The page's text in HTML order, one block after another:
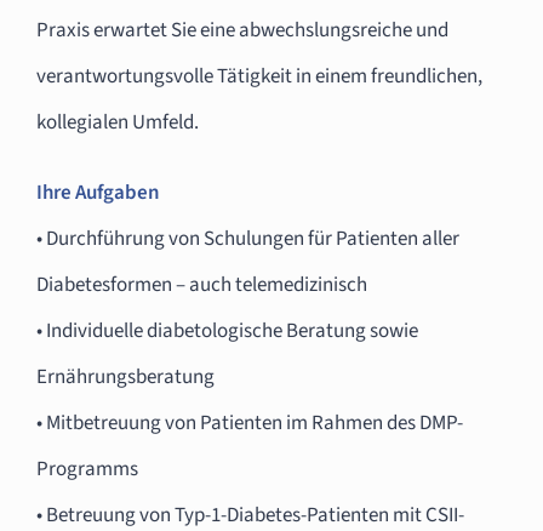
Praxis erwartet Sie eine abwechslungsreiche und
verantwortungsvolle Tätigkeit in einem freundlichen,
kollegialen Umfeld.
Ihre Aufgaben
• Durchführung von Schulungen für Patienten aller
Diabetesformen – auch telemedizinisch
• Individuelle diabetologische Beratung sowie
Ernährungsberatung
• Mitbetreuung von Patienten im Rahmen des DMP-
Programms
• Betreuung von Typ-1-Diabetes-Patienten mit CSII-